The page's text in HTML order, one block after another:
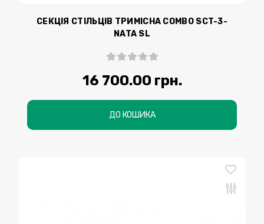
СЕКЦІЯ СТІЛЬЦІВ ТРИМІСНА COMBO SCT-3-
NATA SL
16 700.00 грн.
ДО КОШИКА